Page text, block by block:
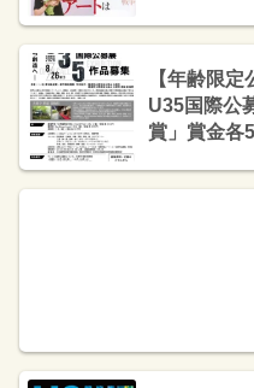
【年齢限
U35国際公
賞」賞金各